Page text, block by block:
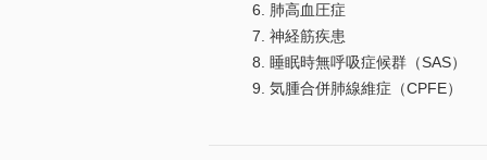
6. 肺高血圧症
7. 神経筋疾患
8. 睡眠時無呼吸症候群（SAS）
9. 気腫合併肺線維症（CPFE）